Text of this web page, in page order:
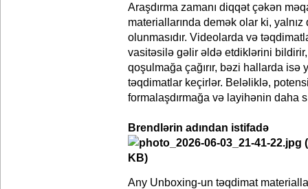
Araşdırma zamanı diqqət çəkən
materiallarında demək olar ki,
olunmasıdır. Videolarda və
vasitəsilə gəlir əldə etdiklərini
qoşulmağa çağırır, bəzi hallarda isə
təqdimatlar keçirlər. Beləliklə,
formalaşdırmağa və layihənin daha
Brendlərin adından istifadə
Any Unboxing-un təqdimat